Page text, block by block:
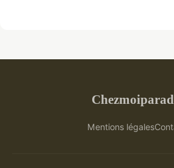
Mentions légales